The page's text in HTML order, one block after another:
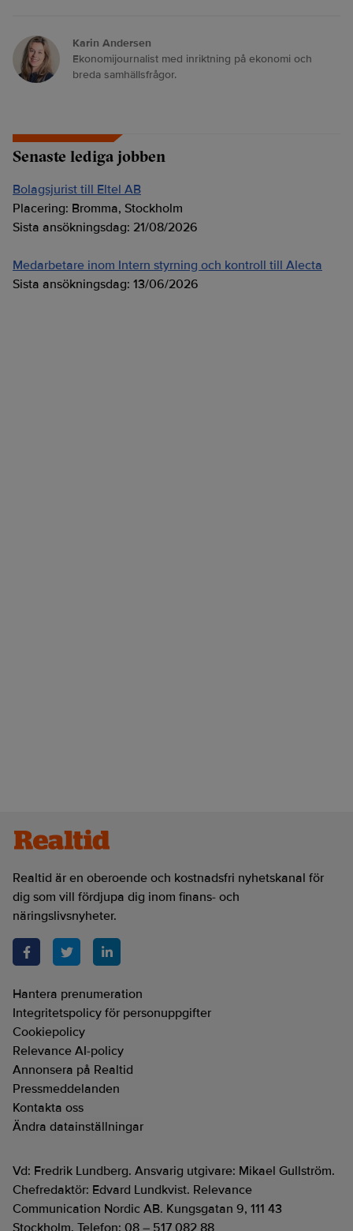
Karin Andersen
Ekonomijournalist med inriktning på ekonomi och
breda samhällsfrågor.
Senaste lediga jobben
Bolagsjurist till Eltel AB
Placering: Bromma, Stockholm
Sista ansökningsdag: 21/08/2026
Medarbetare inom Intern styrning och kontroll till Alecta
Sista ansökningsdag: 13/06/2026
Realtid är en oberoende och kostnadsfri nyhetskanal för
dig som vill fördjupa dig inom finans- och
näringslivsnyheter.
Hantera prenumeration
Integritetspolicy för personuppgifter
Cookiepolicy
Relevance AI-policy
Annonsera på Realtid
Pressmeddelanden
Kontakta oss
Ändra datainställningar
Vd: Fredrik Lundberg. Ansvarig utgivare: Mikael Gullström.
Chefredaktör: Edvard Lundkvist. Relevance
Communication Nordic AB. Kungsgatan 9, 111 43
Stockholm. Telefon: 08 – 517 082 88